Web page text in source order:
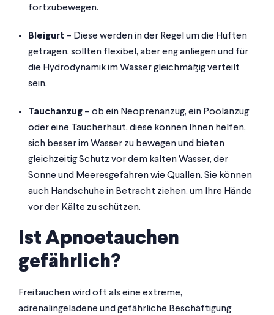
fortzubewegen.
Bleigurt – Diese werden in der Regel um die Hüften
getragen, sollten flexibel, aber eng anliegen und für
die Hydrodynamik im Wasser gleichmäßig verteilt
sein.
Tauchanzug – ob ein Neoprenanzug, ein Poolanzug
oder eine Taucherhaut, diese können Ihnen helfen,
sich besser im Wasser zu bewegen und bieten
gleichzeitig Schutz vor dem kalten Wasser, der
Sonne und Meeresgefahren wie Quallen. Sie können
auch Handschuhe in Betracht ziehen, um Ihre Hände
vor der Kälte zu schützen.
Ist Apnoetauchen
gefährlich?
Freitauchen wird oft als eine extreme,
adrenalingeladene und gefährliche Beschäftigung